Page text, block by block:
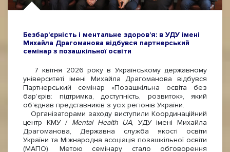
Безбар’єрність і ментальне здоров’я: в УДУ імені
Михайла Драгоманова відбувся партнерський
семінар з позашкільної освіти
7 квітня 2026 року в Українському державному
університеті імені Михайла Драгоманова відбувся
Партнерський семінар «Позашкільна освіта без
бар’єрів: підтримка, доступність, розвиток», який
об’єднав представників з усіх регіонів України.
Організаторами заходу виступили Координаційний
центр КМУ / Mental Health UA, УДУ імені Михайла
Драгоманова, Державна служба якості освіти
України та Міжнародна асоціація позашкільної освіти
(МАПО). Метою семінару стало обговорення